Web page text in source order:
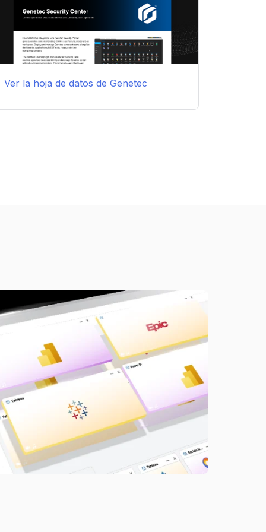
Ver la hoja de datos de Genetec